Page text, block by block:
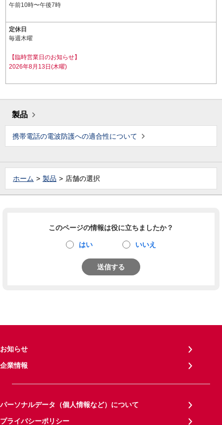
午前10時〜午後7時
定休日
毎週木曜
【臨時営業日のお知らせ】
2026年8月13日(木曜)
製品
携帯電話の電波防護への適合性について
ホーム 製品 店舗の選択
このページの情報は役に立ちましたか？
はい いいえ
送信する
お知らせ
企業情報
パーソナルデータ（個人情報など）について
プライバシーポリシー